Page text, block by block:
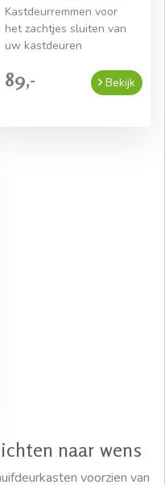
Kastdeurremmen voor
het zachtjes sluiten van
uw kastdeuren
89,- Bekijk
naar wens
voorzien van